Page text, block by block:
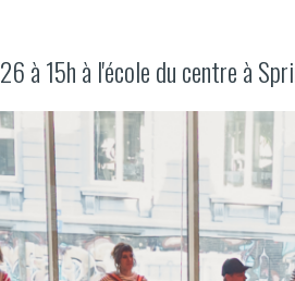
à 15h à l'école du centre à